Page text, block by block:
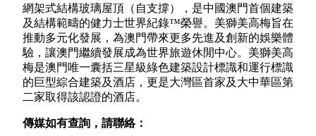
網架式結構玻璃屋頂（自支撐），是中國澳門首個建築
及結構範疇的健力士世界紀錄™榮譽。美獅美高梅旨在
推動多元化發展，為澳門帶來更多先進及創新的娛樂體
驗，讓澳門繼續發展成為世界旅遊休閒中心。美獅美高
梅是澳門唯一囊括三星級綠色建築設計標識和運行標識
的巨型綜合建築及酒店，更是大灣區首家及大中華區第
二家取得該認證的酒店。
傳媒如有查詢，請聯絡：